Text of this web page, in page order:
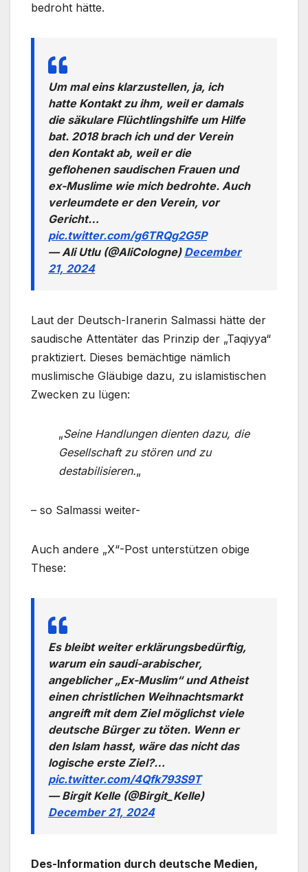
bedroht hätte.
Um mal eins klarzustellen, ja, ich
hatte Kontakt zu ihm, weil er damals
die säkulare Flüchtlingshilfe um Hilfe
bat. 2018 brach ich und der Verein
den Kontakt ab, weil er die
geflohenen saudischen Frauen und
ex-Muslime wie mich bedrohte. Auch
verleumdete er den Verein, vor
Gericht…
pic.twitter.com/g6TRQg2G5P
— Ali Utlu (@AliCologne) December
21, 2024
Laut der Deutsch-Iranerin Salmassi hätte der
saudische Attentäter das Prinzip der „Taqiyya“
praktiziert. Dieses bemächtige nämlich
muslimische Gläubige dazu, zu islamistischen
Zwecken zu lügen:
„Seine Handlungen dienten dazu, die
Gesellschaft zu stören und zu
destabilisieren.„
– so Salmassi weiter-
Auch andere „X“-Post unterstützen obige
These:
Es bleibt weiter erklärungsbedürftig,
warum ein saudi-arabischer,
angeblicher „Ex-Muslim“ und Atheist
einen christlichen Weihnachtsmarkt
angreift mit dem Ziel möglichst viele
deutsche Bürger zu töten. Wenn er
den Islam hasst, wäre das nicht das
logische erste Ziel?…
pic.twitter.com/4Qfk793S9T
— Birgit Kelle (@Birgit_Kelle)
December 21, 2024
Des-Information durch deutsche Medien,